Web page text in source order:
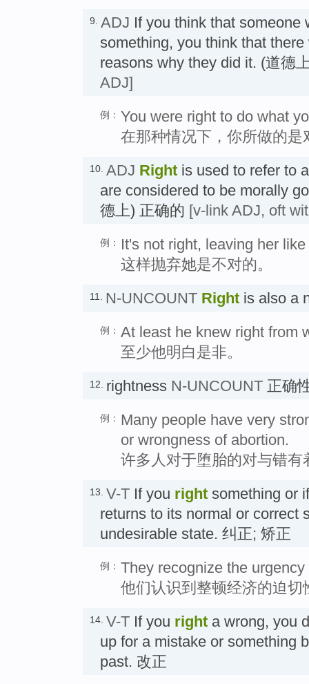
9. ADJ If you think that someone
something, you think that
reasons why they did it. (道德
ADJ]
例： You were right to do what
在那种情况下，你所做的是
10. ADJ Right is used to refer to
are considered to be morally
德上) 正确的 [v-link ADJ, oft
例：
It's not right, leaving her
这样抛弃她是不对的。
11. N-UNCOUNT Right is also a
例： At least he knew right from
至少他明白是非。
12. rightness N-UNCOUNT 正确
例： Many people have very
or wrongness of abortion.
许多人对于堕胎的对与错有
13. V-T If you right something or
returns to its normal or correct
undesirable state. 纠正; 矫正
例： They recognize the
他们认识到整顿经济的迫切
14. V-T If you right a wrong, you
up for a mistake or something
past. 改正